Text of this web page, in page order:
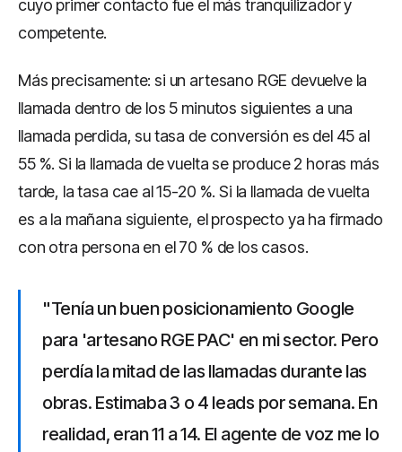
cuyo primer contacto fue el más tranquilizador y
competente.
Más precisamente: si un artesano RGE devuelve la
llamada dentro de los 5 minutos siguientes a una
llamada perdida, su tasa de conversión es del 45 al
55 %. Si la llamada de vuelta se produce 2 horas más
tarde, la tasa cae al 15-20 %. Si la llamada de vuelta
es a la mañana siguiente, el prospecto ya ha firmado
con otra persona en el 70 % de los casos.
"Tenía un buen posicionamiento Google
para 'artesano RGE PAC' en mi sector. Pero
perdía la mitad de las llamadas durante las
obras. Estimaba 3 o 4 leads por semana. En
realidad, eran 11 a 14. El agente de voz me lo